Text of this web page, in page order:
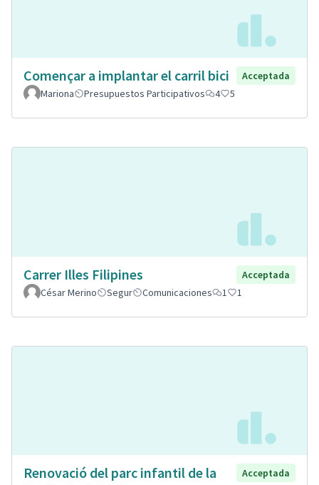
Començar a implantar el carril bici
Acceptada
Mariona
Presupuestos Participativos 4 5
Carrer Illes Filipines
Acceptada
César Merino
Segur Comunicaciones 1 1
Renovació del parc infantil de la
Acceptada